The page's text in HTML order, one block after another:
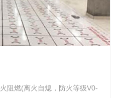
联系我们
(离火自熄，防火等级V0-